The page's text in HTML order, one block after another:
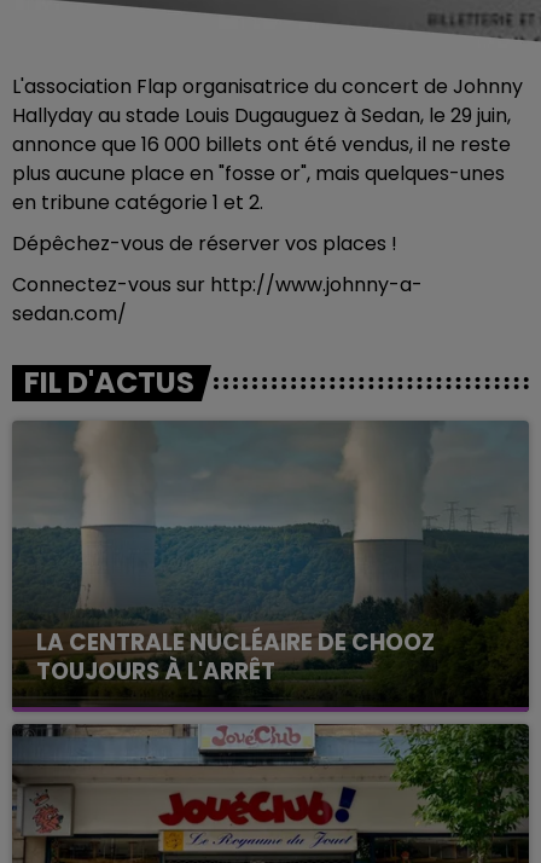
L'association Flap organisatrice du concert de Johnny
Hallyday au stade Louis Dugauguez à Sedan, le 29 juin,
annonce que 16 000 billets ont été vendus, il ne reste
plus aucune place en "fosse or", mais quelques-unes
en tribune catégorie 1 et 2.
Dépêchez-vous de réserver vos places !
Connectez-vous sur http://www.johnny-a-
sedan.com/
FIL D'ACTUS
LA CENTRALE NUCLÉAIRE DE CHOOZ
TOUJOURS À L'ARRÊT
Cela fait déjà une semaine que la centrale
nucléaire ardennaise est à l'arrêt. Une situation
justifiée par la sécheresse intense qui est toujours
présente.